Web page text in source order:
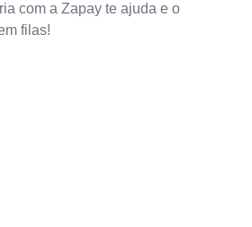
com a Zapay te ajuda e o
filas!